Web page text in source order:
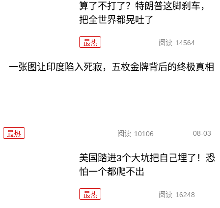
算了不打了？特朗普这脚刹车，
把全世界都晃吐了
最热 阅读 14564
一张图让印度陷入死寂，五枚金牌背后的终极真相
最热 阅读 10106 08-03
美国踏进3个大坑把自己埋了！恐
怕一个都爬不出
最热 阅读 16248